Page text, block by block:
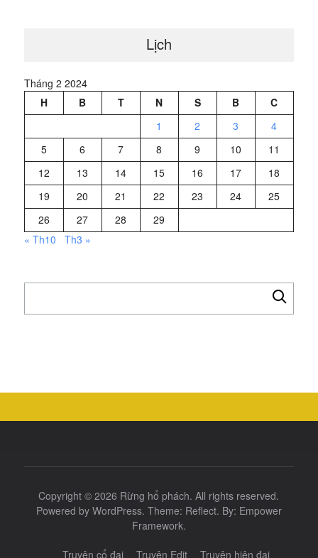
Lịch
Tháng 2 2024
H
B T N S B
C
1
2 3
4
5
6 7 8 9 10
11
12
13 14 15 16 17
18
19
20 21 22 23 24
25
26
27 28
29
« Th10
Th3 »
cho:
Copyright © 2026 Rừng hổ phách. All rights reserved.
Powered by WordPress. Theme: Reflect. By: Empower
Framework.
Truyện cổ đại Truyện Edit Truyện hiện đại